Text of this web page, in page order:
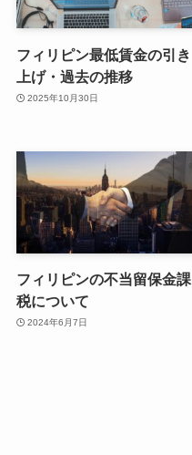
フィリピン最低賃金の引き
上げ・過去の推移
2025年10月30日
フィリピンの不当留保金課
税について
2024年6月7日